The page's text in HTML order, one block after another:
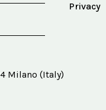
Privacy
Milano (Italy)